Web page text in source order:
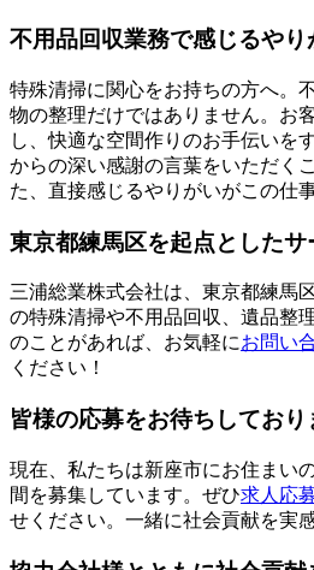
不用品回収業務で感じるやり
特殊清掃に関心をお持ちの方へ。
物の整理だけではありません。お
し、快適な空間作りのお手伝いを
からの深い感謝の言葉をいただく
た、直接感じるやりがいがこの仕
東京都練馬区を起点とした
三浦総業株式会社は、東京都練馬
の特殊清掃や不用品回収、遺品整
のことがあれば、お気軽にお問い
ください！
皆様の応募をお待ちしており
現在、私たちは新座市にお住まい
間を募集しています。ぜひ求人応
せください。一緒に社会貢献を実